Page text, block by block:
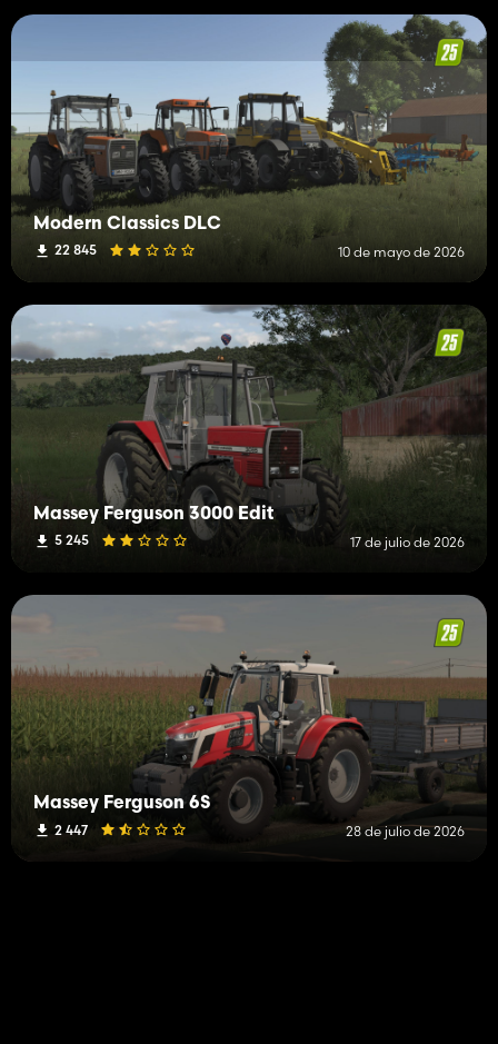
Modern Classics DLC
22 845 10 de mayo de 2026
Massey Ferguson 3000 Edit
5 245 17 de julio de 2026
Massey Ferguson 6S
2 447 28 de julio de 2026